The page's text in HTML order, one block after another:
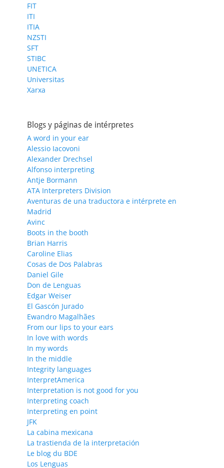
FIT
ITI
ITIA
NZSTI
SFT
STIBC
UNETICA
Universitas
Xarxa
Blogs y páginas de intérpretes
A word in your ear
Alessio Iacovoni
Alexander Drechsel
Alfonso interpreting
Antje Bormann
ATA Interpreters Division
Aventuras de una traductora e intérprete en
Madrid
Avinc
Boots in the booth
Brian Harris
Caroline Elias
Cosas de Dos Palabras
Daniel Gile
Don de Lenguas
Edgar Weiser
El Gascón Jurado
Ewandro Magalhães
From our lips to your ears
In love with words
In my words
In the middle
Integrity languages
InterpretAmerica
Interpretation is not good for you
Interpreting coach
Interpreting en point
JFK
La cabina mexicana
La trastienda de la interpretación
Le blog du BDE
Los Lenguas